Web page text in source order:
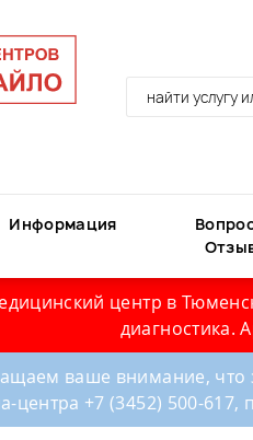
Информация
центр в
диагностика.
ваше внимание, что
центра +7 (3452) 500-